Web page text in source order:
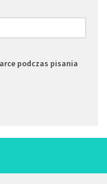
podczas pisania